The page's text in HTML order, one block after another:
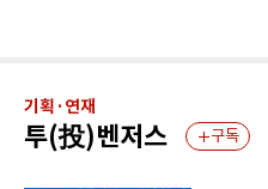
기획·연재
투(投)벤저스 구독